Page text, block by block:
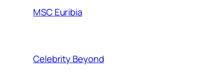
MSC Euribia
Celebrity Beyond